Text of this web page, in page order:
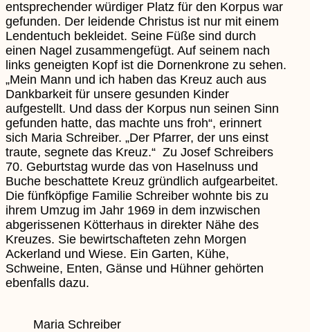
entsprechender würdiger Platz für den Korpus war
gefunden. Der leidende Christus ist nur mit einem
Lendentuch bekleidet. Seine Füße sind durch
einen Nagel zusammengefügt. Auf seinem nach
links geneigten Kopf ist die Dornenkrone zu sehen.
„Mein Mann und ich haben das Kreuz auch aus
Dankbarkeit für unsere gesunden Kinder
aufgestellt. Und dass der Korpus nun seinen Sinn
gefunden hatte, das machte uns froh“, erinnert
sich Maria Schreiber. „Der Pfarrer, der uns einst
traute, segnete das Kreuz.“ Zu Josef Schreibers
70. Geburtstag wurde das von Haselnuss und
Buche beschattete Kreuz gründlich aufgearbeitet.
Die fünfköpfige Familie Schreiber wohnte bis zu
ihrem Umzug im Jahr 1969 in dem inzwischen
abgerissenen Kötterhaus in direkter Nähe des
Kreuzes. Sie bewirtschafteten zehn Morgen
Ackerland und Wiese. Ein Garten, Kühe,
Schweine, Enten, Gänse und Hühner gehörten
ebenfalls dazu.
Maria Schreiber